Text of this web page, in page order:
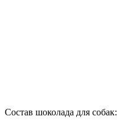
Состав шоколада для собак: